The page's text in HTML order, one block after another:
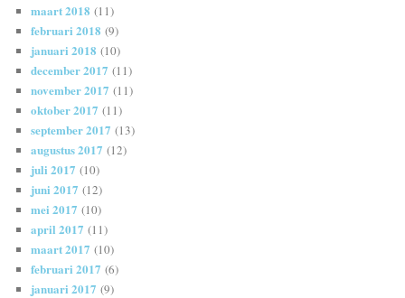
maart 2018 (11)
februari 2018 (9)
januari 2018 (10)
december 2017 (11)
november 2017 (11)
oktober 2017 (11)
september 2017 (13)
augustus 2017 (12)
juli 2017 (10)
juni 2017 (12)
mei 2017 (10)
april 2017 (11)
maart 2017 (10)
februari 2017 (6)
januari 2017 (9)